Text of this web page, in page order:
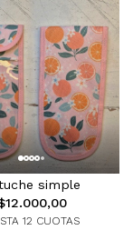
simple
12 CUOTAS